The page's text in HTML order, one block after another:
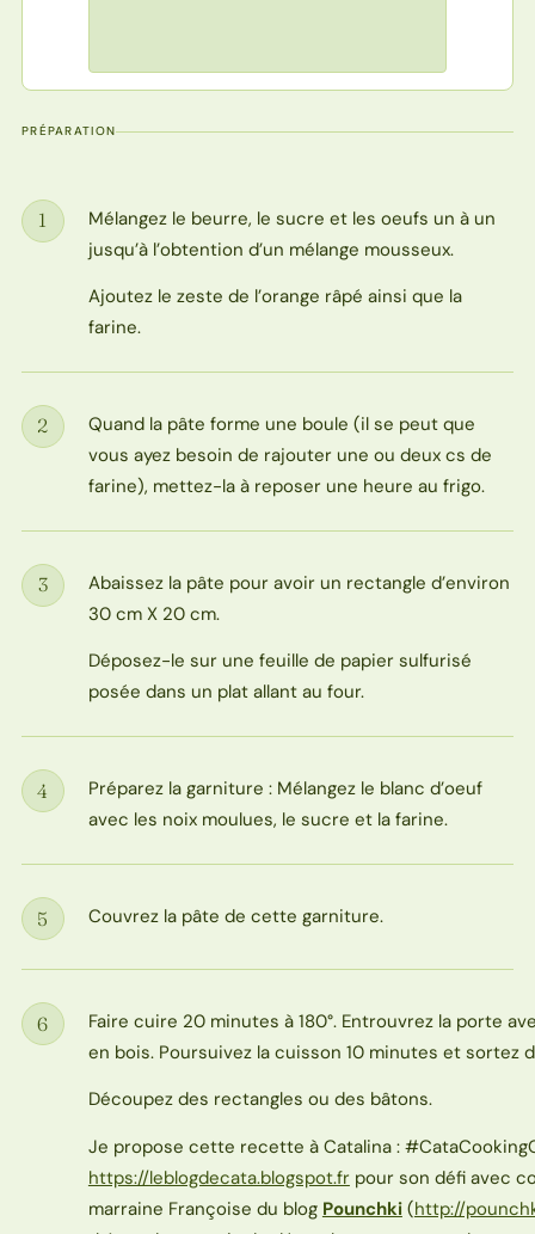
PRÉPARATION
Étape
1
Mélangez le beurre, le sucre et les oeufs un à un
jusqu’à l’obtention d’un mélange mousseux.
Ajoutez le zeste de l’orange râpé ainsi que la
farine.
Étape
2
Quand la pâte forme une boule (il se peut que
vous ayez besoin de rajouter une ou deux cs de
farine), mettez-la à reposer une heure au frigo.
Étape
3
Abaissez la pâte pour avoir un rectangle d’environ
30 cm X 20 cm.
Déposez-le sur une feuille de papier sulfurisé
posée dans un plat allant au four.
Étape
4
Préparez la garniture : Mélangez le blanc d’oeuf
avec les noix moulues, le sucre et la farine.
Étape
5 Couvrez la pâte de cette garniture.
Étape
6
Faire cuire 20 minutes à 180°. Entrouvrez la porte
en bois. Poursuivez la cuisson 10 minutes et sortez
Découpez des rectangles ou des bâtons.
Je propose cette recette à Catalina :
https://leblogdecata.blogspot.fr pour son défi avec
marraine Françoise du blog Pounchki(http://